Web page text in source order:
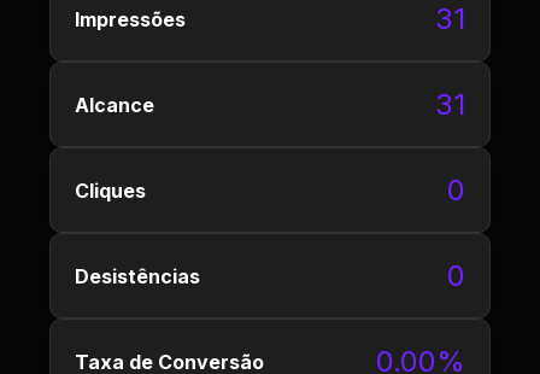
Impressões 31
Alcance 31
Cliques 0
Desistências 0
Taxa de Conversão 0.00%